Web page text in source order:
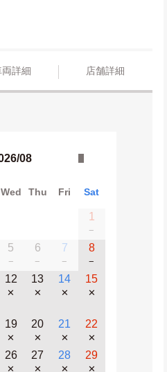
両詳細 店舗詳細
08
Wed Thu Fri Sat
1
−
5
−
6
−
7
−
8
−
12
✕
13
✕
14
✕
15
✕
19
✕
20
✕
21
✕
22
✕
26
✕
27
✕
28
✕
29
✕